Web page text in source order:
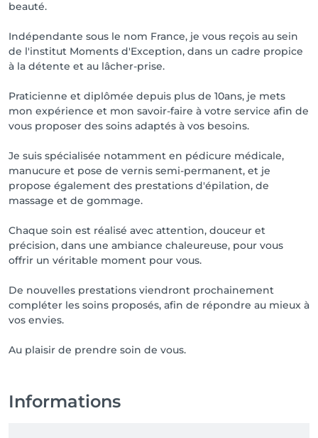
beauté.
Indépendante sous le nom France, je vous reçois au sein
de l'institut Moments d'Exception, dans un cadre propice
à la détente et au lâcher-prise.
Praticienne et diplômée depuis plus de 10ans, je mets
mon expérience et mon savoir-faire à votre service afin de
vous proposer des soins adaptés à vos besoins.
Je suis spécialisée notamment en pédicure médicale,
manucure et pose de vernis semi-permanent, et je
propose également des prestations d'épilation, de
massage et de gommage.
Chaque soin est réalisé avec attention, douceur et
précision, dans une ambiance chaleureuse, pour vous
offrir un véritable moment pour vous.
De nouvelles prestations viendront prochainement
compléter les soins proposés, afin de répondre au mieux à
vos envies.
Informations